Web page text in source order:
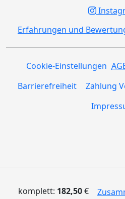
komplett: 182,50€
Erfahrungen und
Cookie-Einstellungen
Barrierefreiheit
Zahlung